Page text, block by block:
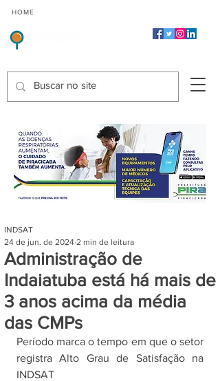
HOME
Administração de
Indaiatuba está há mais de
3 anos acima da média
das CMPs
INDSAT
24 de jun. de 2024 2 min de leitura
Período marca o tempo em que o setor
registra Alto Grau de Satisfação na
INDSAT